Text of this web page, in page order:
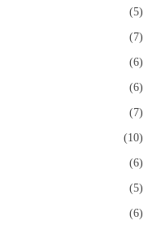
(5)
(7)
(6)
(6)
(7)
(10)
(6)
(5)
(6)